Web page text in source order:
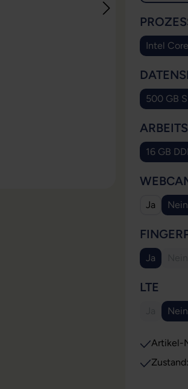
Intel
500 GB
16 GB
Ja Nein
Ja
LTE
(Diese
Nein
Artikel-